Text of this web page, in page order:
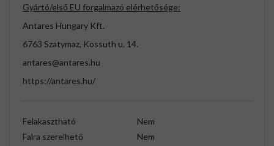
Gyártó/első EU forgalmazó elérhetősége:
Antares Hungary Kft.
6763 Szatymaz, Kossuth u. 14.
antares@antares.hu
https://antares.hu/
Felakasztható
Nem
Falra szerelhető
Nem